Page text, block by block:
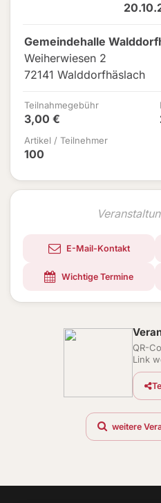
Gemeindehalle
Weiherwiesen 2
72141 Walddorfhäslach
Teilnahmegebühr
3,00 €
Artikel / Teilnehmer
100
E-Mail-Kontakt
Wichtige Termine
QR-
Link
weitere